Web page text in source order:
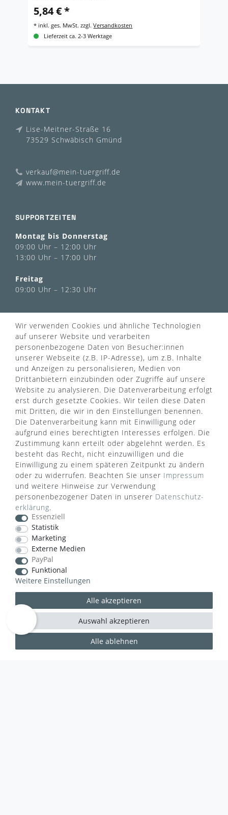
5,84 € *
* inkl. ges. MwSt. zzgl.Versandkosten
Lieferzeit ca. 2-3 Werktage
KONTAKT
Lise-Meitner-Straße 16
73529 Schwäbisch Gmünd
verkauf@mein-tuergriff.de
www.mein-tuergriff.de
SUPPORTZEITEN
Montag bis Donnerstag
09:00 Uhr – 12:00 Uhr
13:00 Uhr – 17:00 Uhr
Freitag
09:00 Uhr – 12:30 Uhr
Über uns
Kontaktformular
FAQ
Türgriff Lexikon
Widerrufsrecht
Sitemap
AGB
Zahlung & Versand
Datenschutz
Impressum
Rücksendung
Markenwelt
Widerruf erklären
ZAHLUNGSARTEN
VERSANDART
Wir verwenden Cookies und ähnliche Technologien
auf unserer Website und verarbeiten
personenbezogene Daten von Besucher:innen
unserer Webseite (z.B. IP-Adresse), um z.B. Inhalte
und Anzeigen zu personalisieren, Medien von
Drittanbietern einzubinden oder Zugriffe auf unsere
Website zu analysieren. Die Datenverarbeitung erfolgt
erst durch gesetzte Cookies. Wir teilen diese Daten
mit Dritten, die wir in den Einstellungen benennen.
Die Datenverarbeitung kann mit Einwilligung oder
aufgrund eines berechtigten Interesses erfolgen. Die
Zustimmung kann erteilt oder abgelehnt werden. Es
besteht das Recht, nicht einzuwilligen und die
Einwilligung zu einem späteren Zeitpunkt zu ändern
oder zu widerrufen. Beachten Sie unser Impressum
und weitere Hinweise zur Verwendung
personenbezogener Daten in unserer Daten­schutz­
erklärung.
Essenziell
Statistik
Marketing
Externe Medien
PayPal
Funktional
Weitere Einstellungen
Alle akzeptieren
Alle ablehnen
Auswahl akzeptieren